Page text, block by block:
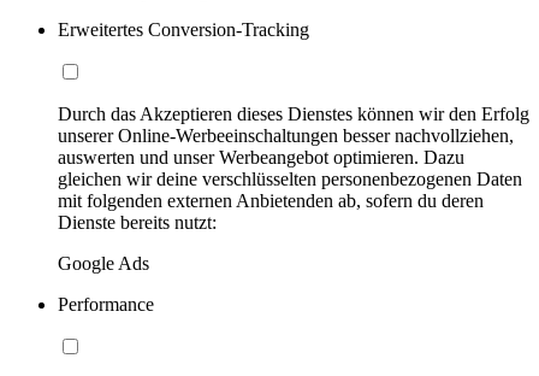
Erweitertes Conversion-Tracking
Durch das Akzeptieren dieses Dienstes können wir den Erfolg
unserer Online-Werbeeinschaltungen besser nachvollziehen,
auswerten und unser Werbeangebot optimieren. Dazu
gleichen wir deine verschlüsselten personenbezogenen Daten
mit folgenden externen Anbietenden ab, sofern du deren
Dienste bereits nutzt:
Google Ads
Performance